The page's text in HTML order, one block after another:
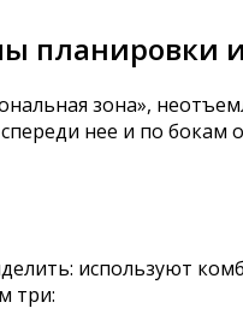
планировки
зона»,
нее и по бокам
используют
три: